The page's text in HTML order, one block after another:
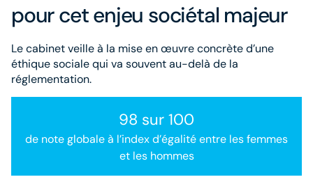
pour cet enjeu sociétal majeur
Le cabinet veille à la mise en œuvre concrète d’une
éthique sociale qui va souvent au-delà de la
réglementation.
98 sur 100
de note globale à l’index d’égalité entre les femmes
et les hommes